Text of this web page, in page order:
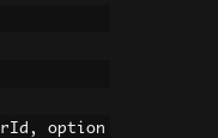
,
option